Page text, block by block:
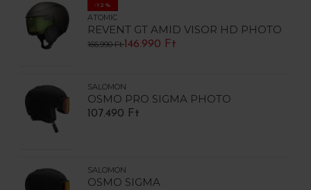
-12%
ATOMIC
REVENT GT AMID VISOR HD PHOTO
166.990 Ft 146.990 Ft
SALOMON
OSMO PRO SIGMA PHOTO
107.490 Ft
SALOMON
OSMO SIGMA